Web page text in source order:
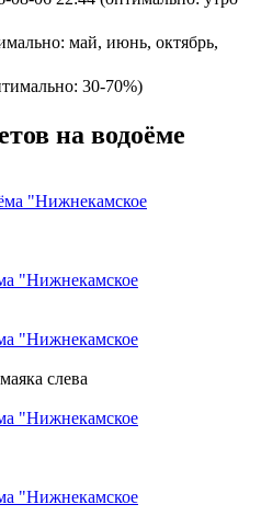
май, июнь, октябрь,
30-70%)
на водоёме
"Нижнекамское
"Нижнекамское
"Нижнекамское
слева
"Нижнекамское
"Нижнекамское